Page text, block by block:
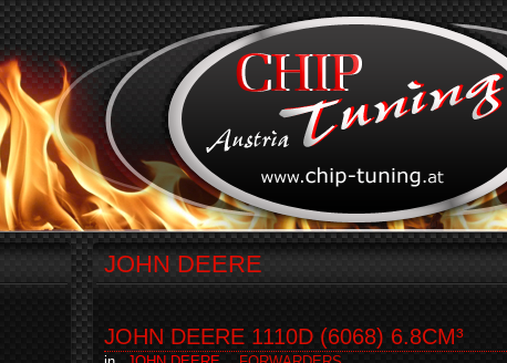
JOHN DEERE
JOHN DEERE 1110D (6068) 6.8CM³